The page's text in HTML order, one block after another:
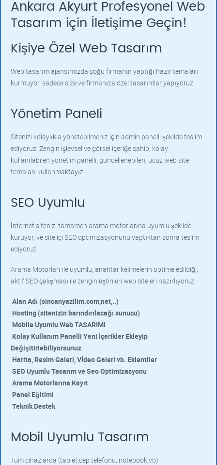
Ankara Akyurt Profesyonel Web
Tasarım için İletişime Geçin!
Kişiye Özel Web Tasarım
Web tasarım ajansımızda çoğu firmanın yaptığı hazır temaları
kurmuyor, sadece size ve firmanıza özel tasarımlar yapıyoruz!
Yönetim Paneli
Sitenizi kolaylıkla yönetebilmeniz için admin panelli şekilde teslim
ediyoruz! Zengin işlevsel ve görsel içeriğe sahip, kolay
kullanılabilen yönetim panelli, güncellenebilen, ucuz web site
temaları kullanmaktayız…
SEO Uyumlu
İnternet sitenizi tamamen arama motorlarına uyumlu şekilde
kuruyor, ve site içi SEO optimizasyonunu yaptıktan sonra teslim
ediyoruz.
Arama Motorları ile uyumlu, anahtar kelimelerin optime edildiği,
aktif SEO çalışması ile zenginleştirilen web siteleri hazırlıyoruz.
Alan Adı (sincanyazilim.com,net,..)
Hosting (sitenizin barındırılacağı sunucu)
Mobile Uyumlu Web TASARIMI
Kolay Kullanım Panelli Yeni İçerikler Ekleyip
Değişitiriebiliyorsunuz
Harita, Resim Galeri, Vİdeo Galeri vb. Eklentiler
SEO Uyumlu Tasarım ve Seo Optimizasyonu
Arama Motorlarına Kayıt
Panel Eğitimi
Teknik Destek
Mobil Uyumlu Tasarım
Tüm cihazlarda (tablet,cep telefonu, notebook,vb)